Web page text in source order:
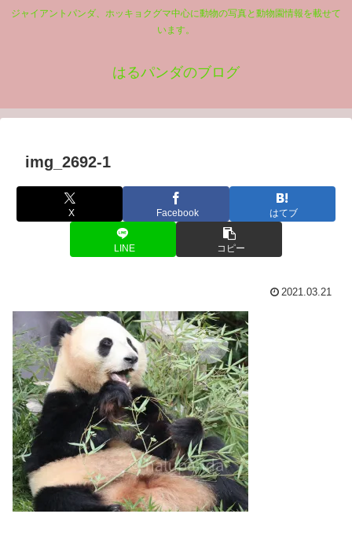
ジャイアントパンダ、ホッキョクグマ中心に動物の写真と動物園情報を載せて
います。
はるパンダのブログ
img_2692-1
X Facebook はてブ
LINE コピー
2021.03.21